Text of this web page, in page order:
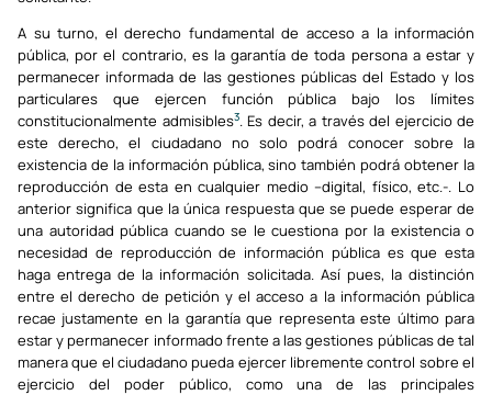
A su turno, el derecho fundamental de acceso a la información
pública, por el contrario, es la garantía de toda persona a estar y
permanecer informada de las gestiones públicas del Estado y los
particulares que ejercen función pública bajo los límites
constitucionalmente admisibles3. Es decir, a través del ejercicio de
este derecho, el ciudadano no solo podrá conocer sobre la
existencia de la información pública, sino también podrá obtener la
reproducción de esta en cualquier medio –digital, físico, etc.-. Lo
anterior significa que la única respuesta que se puede esperar de
una autoridad pública cuando se le cuestiona por la existencia o
necesidad de reproducción de información pública es que esta
haga entrega de la información solicitada. Así pues, la distinción
entre el derecho de petición y el acceso a la información pública
recae justamente en la garantía que representa este último para
estar y permanecer informado frente a las gestiones públicas de tal
manera que el ciudadano pueda ejercer libremente control sobre el
ejercicio del poder público, como una de las principales